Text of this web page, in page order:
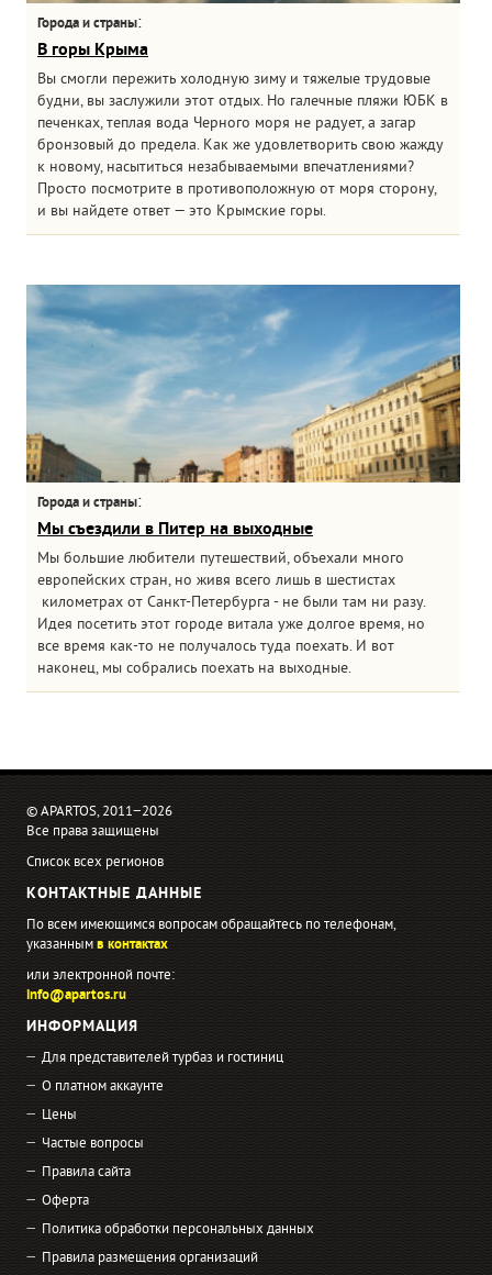
Города и страны:
В горы Крыма
Вы смогли пережить холодную зиму и тяжелые трудовые
будни, вы заслужили этот отдых. Но галечные пляжи ЮБК в
печенках, теплая вода Черного моря не радует, а загар
бронзовый до предела. Как же удовлетворить свою жажду
к новому, насытиться незабываемыми впечатлениями?
Просто посмотрите в противоположную от моря сторону,
и вы найдете ответ — это Крымские горы.
Города и страны:
Мы съездили в Питер на выходные
Мы большие любители путешествий, объехали много
европейских стран, но живя всего лишь в шестистах
километрах от Санкт-Петербурга - не были там ни разу.
Идея посетить этот городе витала уже долгое время, но
все время как-то не получалось туда поехать. И вот
наконец, мы собрались поехать на выходные.
© APARTOS, 2011−2026
Все права защищены
Список всех регионов
КОНТАКТНЫЕ ДАННЫЕ
По всем имеющимся вопросам обращайтесь по телефонам,
указаннымв контактах
или электронной почте:
info@apartos.ru
ИНФОРМАЦИЯ
Для представителей турбаз и гостиниц
О платном аккаунте
Цены
Частые вопросы
Правила сайта
Оферта
Политика обработки персональных данных
Правила размещения организаций